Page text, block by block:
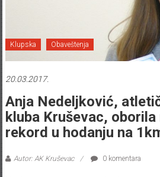
Klupska Obaveštenja
20.03.2017.
Anja Nedeljković,
kluba Kruševac,
rekord u hodanju na
Autor: AK Kruševac 0 komentara